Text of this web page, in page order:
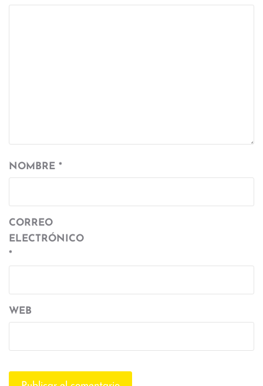
NOMBRE *
CORREO
ELECTRÓNICO
*
WEB